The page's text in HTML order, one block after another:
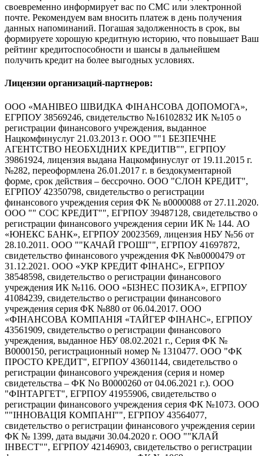
своевременно информирует вас по СМС или электронной
почте. Рекомендуем вам вносить платеж в день получения
данных напоминаний. Погашая задолженность в срок, вы
формируете хорошую кредитную историю, что повышает Ваш
рейтинг кредитоспособности и шансы в дальнейшем
получить кредит на более выгодных условиях.
Лицензии организаций-партнеров:
ООО «МАНІВЕО ШВИДКА ФІНАНСОВА ДОПОМОГА»,
ЕГРПОУ 38569246, свидетельство №16102832 ИК №105 о
регистрации финансового учреждения, выданное
Нацкомфинуслуг 21.03.2013 г. ООО ""1 БЕЗПЕЧНЕ
АГЕНТСТВО НЕОБХІДНИХ КРЕДИТІВ"", ЕГРПОУ
39861924, лицензия выдана Нацкомфинуслуг от 19.11.2015 г.
№282, переоформлена 26.01.2017 г. в бездокументарной
форме, срок действия – бессрочно. ООО "СЛОН КРЕДИТ",
ЕГРПОУ 42350798, свидетельство о регистрации
финансового учреждения серия ФК № в0000088 от 27.11.2020.
ООО "" СОС КРЕДИТ"", ЕГРПОУ 39487128, свидетельство о
регистрации финансового учреждения серии ИК № 144. АО
«ЮНЕКС БАНК», ЕГРПОУ 20023569, лицензия НБУ №56 от
28.10.2011. ООО ""КАЧАЙ ГРОШІ"", ЕГРПОУ 41697872,
свидетельство финансового учреждения ФК №в0000479 от
31.12.2021. ООО «УКР КРЕДИТ ФІНАНС», ЕГРПОУ
38548598, свидетельство о регистрации финансового
учреждения ИК №116. ООО «БІЗНЕС ПОЗИКА», ЕГРПОУ
41084239, свидетельство о регистрации финансового
учреждения серия ФК №880 от 06.04.2017. ООО
«ФІНАНСОВА КОМПАНІЯ «ТАЙГЕР ФІНАНС», ЕГРПОУ
43561909, свидетельство о регистрации финансового
учреждения, выданное НБУ 08.02.2021 г., Серия ФК №
В0000150, регистрационный номер № 1310477. ООО "ФК
ПРОСТО КРЕДИТ", ЕГРПОУ 43601144, свидетельство о
регистрации финансового учреждения (серия и номер
свидетельства – ФК No В0000260 от 04.06.2021 г.). ООО
"ФІНТАРГЕТ", ЕГРПОУ 41955906, свидетельство о
регистрации финансового учреждения серия ФК №1073. ООО
""ІННОВАЦІЯ КОМПАНІ"", ЕГРПОУ 43564077,
свидетельство о регистрации финансового учреждения серии
ФК № 1399, дата выдачи 30.04.2020 г. ООО ""КЛАЙ
ІНВЕСТ"", ЕГРПОУ 42146903, свидетельство о регистрации